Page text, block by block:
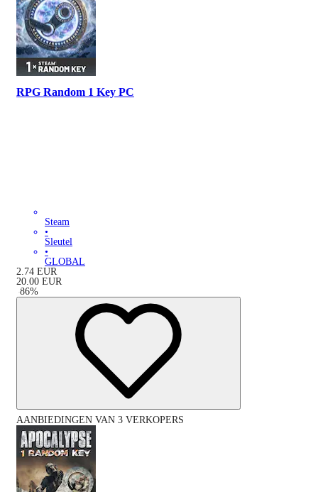
RPG Random 1 Key PC
Steam
•
Sleutel
•
GLOBAL
2.74 EUR
20.00 EUR
-86%
AANBIEDINGEN VAN 3 VERKOPERS